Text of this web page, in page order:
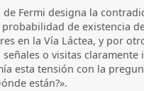
de Fermi designa la
de existencia
en la Vía Láctea, y por
señales o visitas claramente
esta tensión con la
están?».